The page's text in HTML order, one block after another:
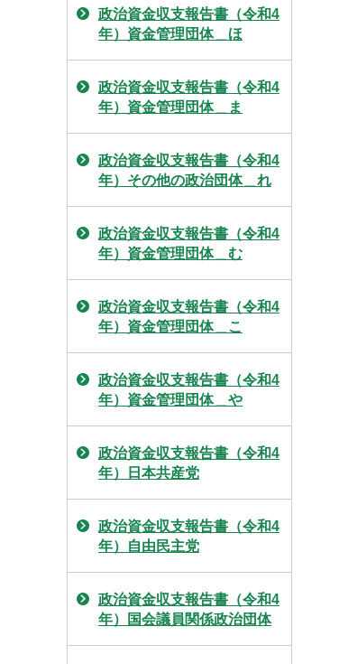
政治資金収支報告書（令和4
年）資金管理団体＿ほ
政治資金収支報告書（令和4
年）資金管理団体＿ま
政治資金収支報告書（令和4
年）その他の政治団体＿れ
政治資金収支報告書（令和4
年）資金管理団体＿む
政治資金収支報告書（令和4
年）資金管理団体＿こ
政治資金収支報告書（令和4
年）資金管理団体＿や
政治資金収支報告書（令和4
年）日本共産党
政治資金収支報告書（令和4
年）自由民主党
政治資金収支報告書（令和4
年）国会議員関係政治団体